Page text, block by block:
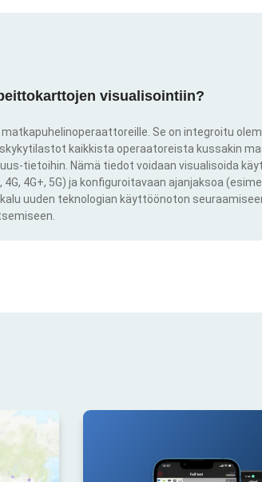
visualisointiin?
Se on integroitu
kaikkista operaatoreista kussakin
tietoihin. Nämä tiedot voidaan visualisoida
4G+, 5G) ja konfiguroitavaan ajanjaksoa
uuden teknologian käyttöönoton